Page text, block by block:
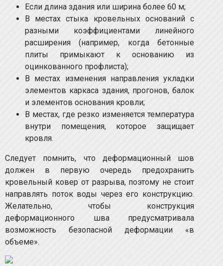
Если длина здания или ширина более 60 м;
В местах стыка кровельных оснований с
разными коэффициентами линейного
расширения (например, когда бетонные
плиты примыкают к основанию из
оцинкованного профлиста);
В местах изменения направления укладки
элементов каркаса здания, прогонов, балок
и элементов основания кровли;
В местах, где резко изменяется температура
внутри помещения, которое защищает
кровля.
Следует помнить, что деформационный шов
должен в первую очередь предохранить
кровельный ковер от разрыва, поэтому не стоит
направлять поток воды через его конструкцию.
Желательно, чтобы конструкция
деформационного шва предусматривала
возможность безопасной деформации «в
объеме».